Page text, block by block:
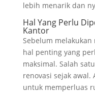
lebih menarik dan
Hal Yang Perlu
Kantor
Sebelum
hal penting yang
maksimal. Salah
renovasi sejak awal.
untuk memperluas